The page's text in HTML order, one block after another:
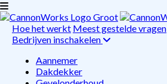
Hoe het werkt Meest gestelde vragen
Bedrijven inschakelen
Aannemer
Dakdekker